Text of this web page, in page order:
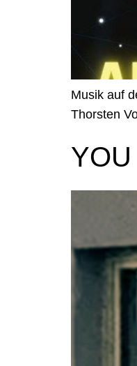
Musik auf
Thorsten